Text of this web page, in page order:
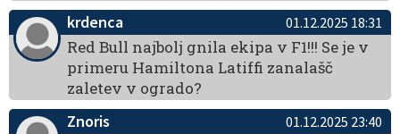
krdenca
01.12.2025 18:31
Red Bull najbolj gnila ekipa v F1!!! Se je v
primeru Hamiltona Latiffi zanalašč
zaletev v ogrado?
Znoris
01.12.2025 23:40